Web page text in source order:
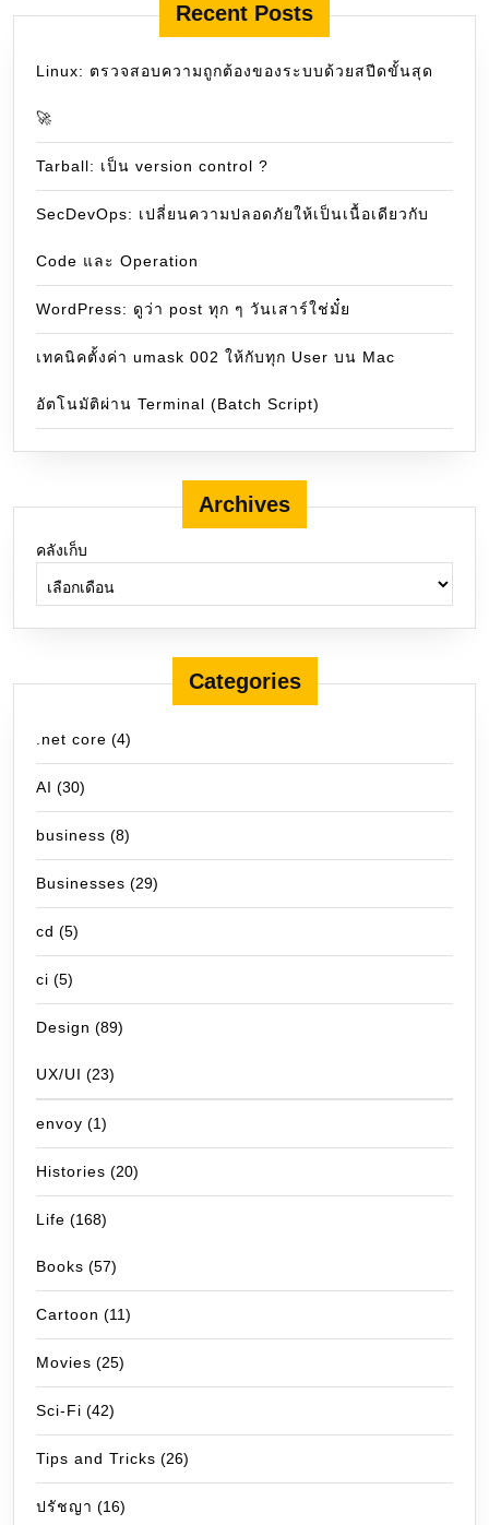
Recent Posts
Linux: ตรวจสอบความถูกต้องของระบบด้วยสปีดขั้นสุด
🚀
Tarball: เป็น version control ?
SecDevOps: เปลี่ยนความปลอดภัยให้เป็นเนื้อเดียวกับ
Code และ Operation
WordPress: ดูว่า post ทุก ๆ วันเสาร์ใช่มั๋ย
เทคนิคตั้งค่า umask 002 ให้กับทุก User บน Mac
อัตโนมัติผ่าน Terminal (Batch Script)
Archives
คลังเก็บ
Categories
.net core (4)
AI (30)
business (8)
Businesses (29)
cd (5)
ci (5)
Design (89)
UX/UI (23)
envoy (1)
Histories (20)
Life (168)
Books (57)
Cartoon (11)
Movies (25)
Sci-Fi (42)
Tips and Tricks (26)
ปรัชญา (16)